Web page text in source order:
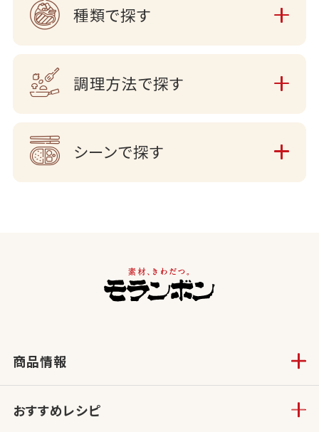
種類で探す
調理方法で探す
シーンで探す
商品情報
おすすめレシピ